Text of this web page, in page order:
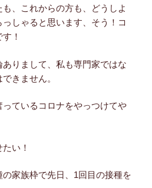
、これからの方も、どうしよ
しゃると思います、そう！コ
！
りまして、私も専門家ではな
きません。
ているコロナをやっつけてや
い！
家族枠で先日、1回目の接種を